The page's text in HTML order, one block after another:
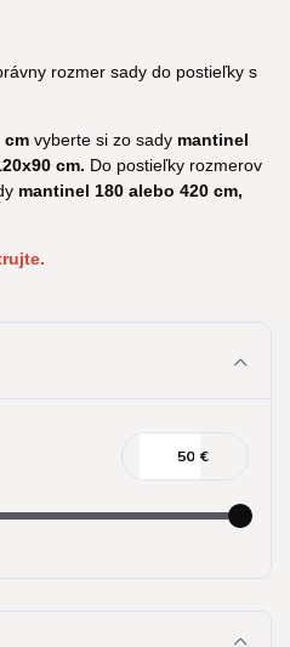
rozmer sady do postieľky s
cm vyberte si zo sady mantinel
cm. Do postieľky rozmerov
mantinel 180 alebo 420 cm,
€